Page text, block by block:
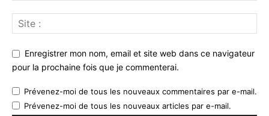
Enregistrer mon nom, email et site web dans ce navigateur
pour la prochaine fois que je commenterai.
Prévenez-moi de tous les nouveaux commentaires par e-mail.
Prévenez-moi de tous les nouveaux articles par e-mail.